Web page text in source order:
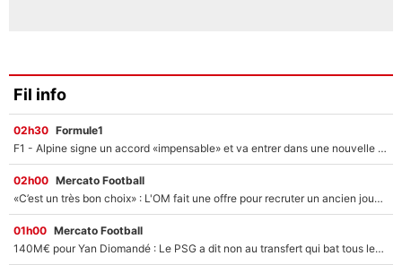
Fil info
02h30 Formule1
F1 - Alpine signe un accord «impensable» et va entrer dans une nouvelle dimension : Grande nouvelle pour Pierre Gasly !
02h00 Mercato Football
«C’est un très bon choix» : L'OM fait une offre pour recruter un ancien joueur du PSG... et c'est validé dans l'After Foot !
01h00 Mercato Football
140M€ pour Yan Diomandé : Le PSG a dit non au transfert qui bat tous les records sur le mercato